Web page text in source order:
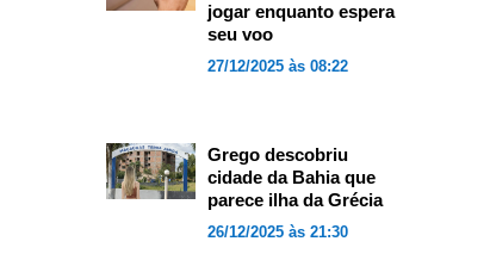
jogar enquanto espera
seu voo
27/12/2025 às 08:22
Grego descobriu
cidade da Bahia que
parece ilha da Grécia
26/12/2025 às 21:30